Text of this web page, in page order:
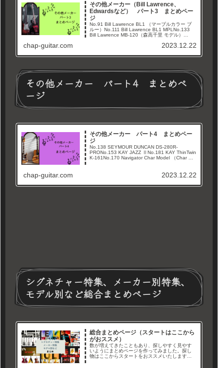
その他メーカー（Bill Lawrence、
Edwardsなど） パート3 まとめペー
ジ
No.91 Bill Lawrence BL1 （マーブルカラー ブ
ルー）No.111 Bill Lawrence BL1 MPLNo.133
Bill Lawrence MB-120（森高千里 モデル）
chap-guitar.com 2023.12.22
その他メーカー パート4 まとめペ
ージ
その他メーカー パート4 まとめペー
ジ
No.138 SEYMOUR DUNCAN DS-280R-
PRONo.153 KAY JAZZ ⅡNo.181 KAY ThinTwin
K-161No.170 Navigator Char Model （Char モ
chap-guitar.com 2023.12.22
シグネチャー特集、メーカー別特集、
モデル別など総合まとめページ
総合まとめページ（スタートはここから
がおススメ）
数が増えてきたこともあり、探しやすく見やす
いようにまとめページを作ってみました。探し
物はここからスタートをおススメいたします。